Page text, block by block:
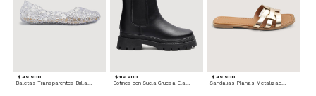
$ 49.900 $ 119.900 $ 49.900